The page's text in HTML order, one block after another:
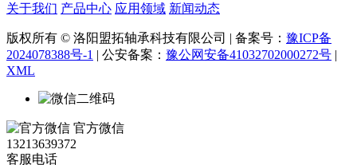
关于我们 产品中心 应用领域 新闻动态
版权所有 © 洛阳盟拓轴承科技有限公司 | 备案号： 豫ICP备
2024078388号-1 | 公安备案： 豫公网安备41032702000272号 |
XML
官方微信
13213639372
客服电话